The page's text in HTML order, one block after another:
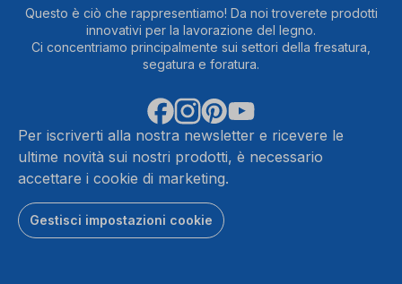
Questo è ciò che rappresentiamo! Da noi troverete prodotti
innovativi per la lavorazione del legno.
Ci concentriamo principalmente sui settori della fresatura,
segatura e foratura.
Per iscriverti alla nostra newsletter e ricevere le
ultime novità sui nostri prodotti, è necessario
accettare i cookie di marketing.
Gestisci impostazioni cookie